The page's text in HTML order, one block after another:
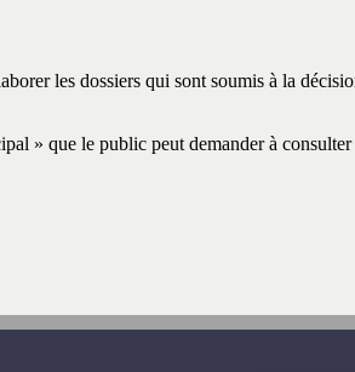
les dossiers qui sont soumis à la
» que le public peut demander à